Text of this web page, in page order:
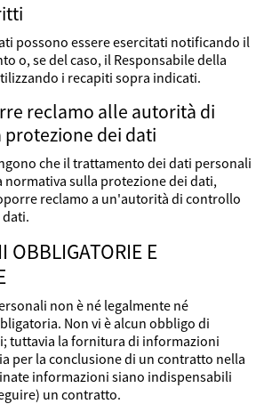
possono essere esercitati notificando il
o, se del caso, il Responsabile della
i recapiti sopra indicati.
reclamo alle autorità di
dei dati
che il trattamento dei dati personali
normativa sulla protezione dei dati,
reclamo a un'autorità di controllo
OBBLIGATORIE E
non è né legalmente né
Non vi è alcun obbligo di
tuttavia la fornitura di informazioni
per la conclusione di un contratto nella
informazioni siano indispensabili
un contratto.